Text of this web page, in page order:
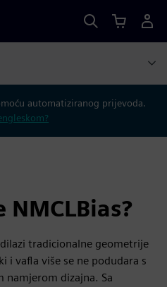
automatiziranog prijevoda.
tradicionalne geometrije
i vafla više se ne podudara s
namjerom dizajna. Sa